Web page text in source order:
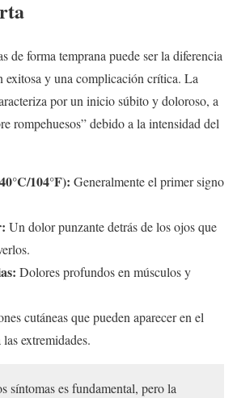
de forma temprana puede ser la diferencia
exitosa y una complicación crítica. La
por un inicio súbito y doloroso, a
rompehuesos” debido a la intensidad del
104°F): Generalmente el primer signo
Un dolor punzante detrás de los ojos que
Dolores profundos en músculos y
cutáneas que pueden aparecer en el
extremidades.
síntomas es fundamental, pero la